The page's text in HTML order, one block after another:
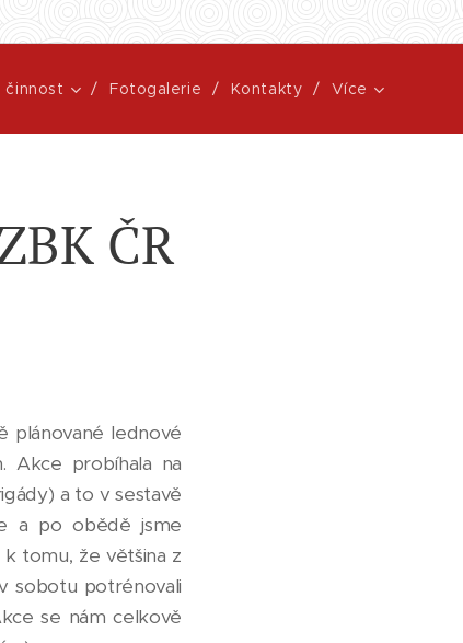
činnost Fotogalerie Kontakty Více
ČR
plánované lednové
Akce probíhala na
a to v sestavě
a po obědě jsme
tomu, že většina z
sobotu potrénovali
se nám celkově